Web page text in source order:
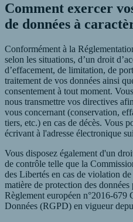
Comment exercer
de données à
Conformément à la
selon les situations, d’un droit
d’effacement, de limitation, de
traitement de vos données ainsi
consentement à tout moment.
nous transmettre vos directives
vous concernant (conservation,
tiers, etc.) en cas de décès. Vous
écrivant à l'adresse électronique
Vous disposez également d'un
de contrôle telle que la
des Libertés en cas de violation
matière de protection des
Règlement européen n°2016-679
Données (RGPD) en vigueur